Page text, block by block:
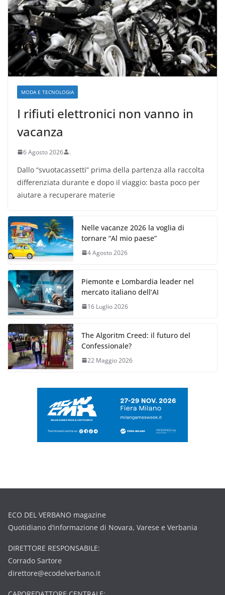
MODA E TECNOLOGIA
I rifiuti elettronici non vanno in
vacanza
6 Agosto 2026 .
Dallo “svuotacassetti” prima della partenza alla raccolta
differenziata durante e dopo il viaggio: basta poco per
aiutare a recuperare materie
Nelle vacanze 2026 la voglia di
tornare “Al mio paese”
4 Agosto 2026
Piemonte e Lombardia leader nel
mercato italiano dell’AI
16 Luglio 2026
The Algoritm Creed: il futuro del
Confessionale?
22 Maggio 2026
ECO DEL VERBANO magazine
Quotidiano d’informazione di Novara, Varese e Verbania
DIRETTORE RESPONSABILE:
Corrado Sartore
direttore@ecodelverbano.it